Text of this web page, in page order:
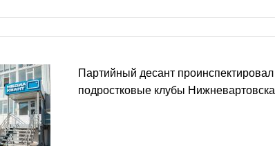
Партийный десант проинспектировал
подростковые клубы Нижневартовска